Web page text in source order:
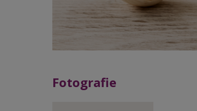
Fotografie